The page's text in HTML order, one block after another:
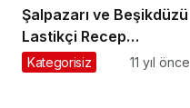
Şalpazarı ve Beşikdüzü
Lastikçi Recep
Özdemir’e ağladı
Kategorisiz 11 yıl önce